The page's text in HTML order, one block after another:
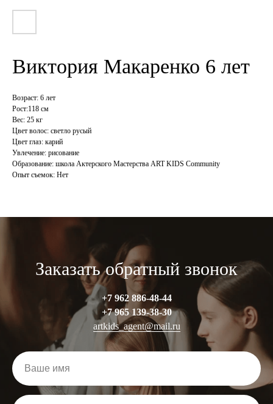
Виктория Макаренко 6 лет
Возраст: 6 лет
Рост:118 см
Вес: 25 кг
Цвет волос: светло русый
Цвет глаз: карий
Увлечение: рисование
Образование: школа Актерского Мастерства ART KIDS Community
Опыт съемок: Нет
Заказать обратный звонок
+7 962 886-48-44
+7 965 139-38-30
artkids_agent@mail.ru
Все права защищены © 2024
Создание сайта - Веб студия ZOT